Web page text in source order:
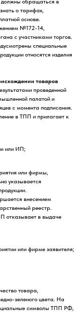
должны обращаться в
о тарифах,
основе.
№172-14,
с участниками торгов.
специальные
относятся изделия
товаров
проведенной
палатой и
с момента подписания.
в ТПП и прилагает к
или ИП;
или фирмы,
указывается
внесением
реестр.
отказывает в выдаче
или фирме заявителя;
товара,
зеленого цвета. На
символы ТПП РФ,